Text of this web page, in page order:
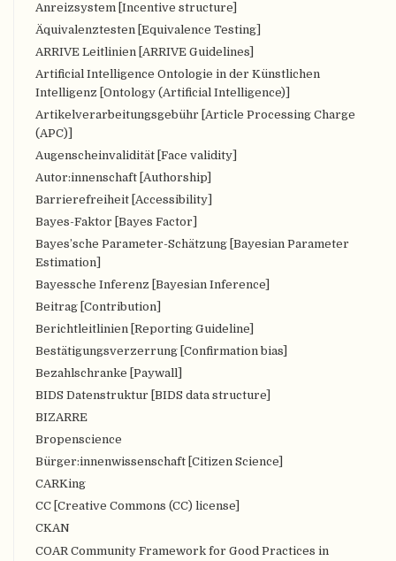
Anreizsystem [Incentive structure]
Äquivalenztesten [Equivalence Testing]
ARRIVE Leitlinien [ARRIVE Guidelines]
Artificial Intelligence Ontologie in der Künstlichen
Intelligenz [Ontology (Artificial Intelligence)]
Artikelverarbeitungsgebühr [Article Processing Charge
(APC)]
Augenscheinvalidität [Face validity]
Autor:innenschaft [Authorship]
Barrierefreiheit [Accessibility]
Bayes-Faktor [Bayes Factor]
Bayes’sche Parameter-Schätzung [Bayesian Parameter
Estimation]
Bayessche Inferenz [Bayesian Inference]
Beitrag [Contribution]
Berichtleitlinien [Reporting Guideline]
Bestätigungsverzerrung [Confirmation bias]
Bezahlschranke [Paywall]
BIDS Datenstruktur [BIDS data structure]
BIZARRE
Bropenscience
Bürger:innenwissenschaft [Citizen Science]
CARKing
CC [Creative Commons (CC) license]
CKAN
COAR Community Framework for Good Practices in